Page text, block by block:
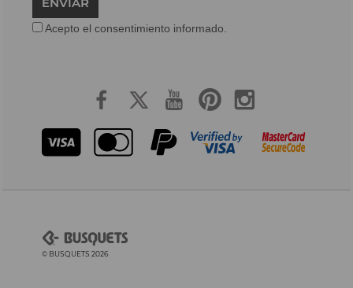
Acepto el consentimiento informado.
© BUSQUETS 2026